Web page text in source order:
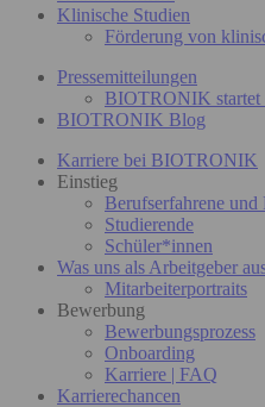
Klinische Studien
Förderung von
Pressemitteilungen
BIOTRONIK startet
BIOTRONIK Blog
Karriere bei BIOTRONIK
Einstieg
Berufserfahrene und
Studierende
Schüler*innen
Was uns als Arbeitgeber
Mitarbeiterportraits
Bewerbung
Bewerbungsprozess
Onboarding
Karriere | FAQ
Karrierechancen